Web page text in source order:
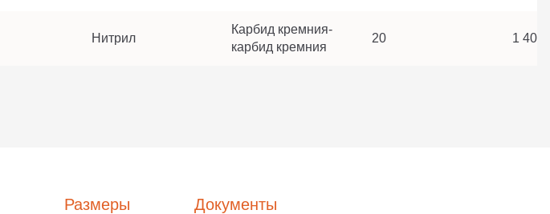
Нитрил
Карбид кремния-
карбид кремния
20 1 403
Размеры Документы